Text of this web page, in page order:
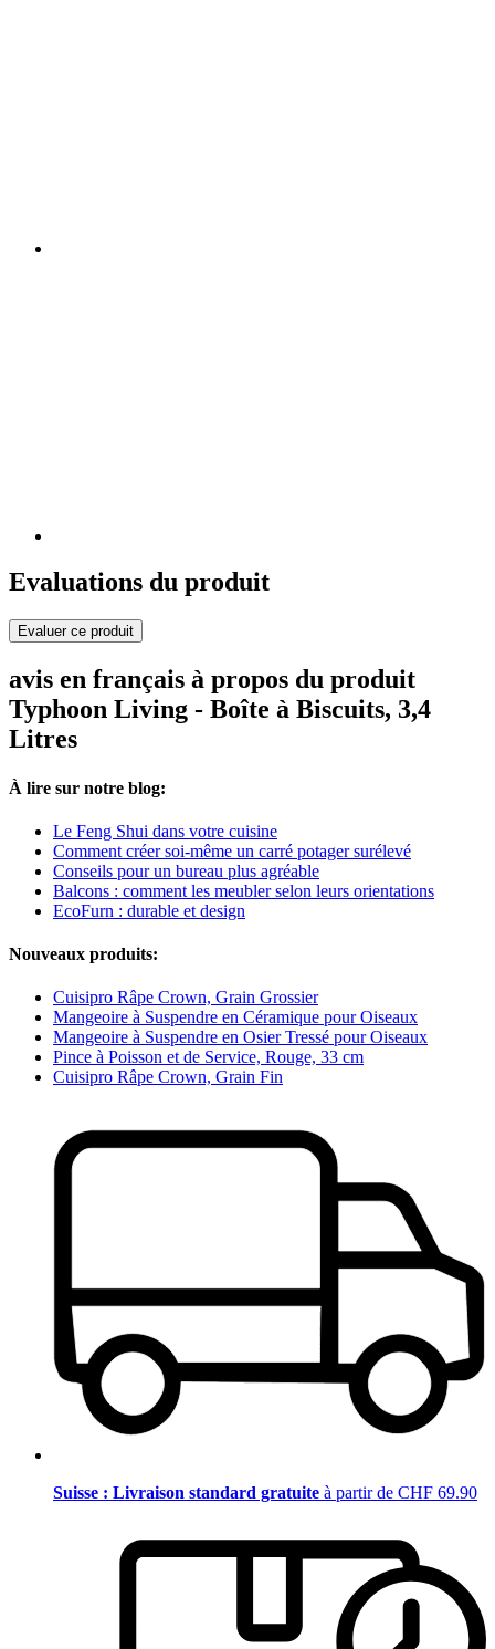
Evaluations du produit
Evaluer ce produit
avis en français à propos du produit
Typhoon Living - Boîte à Biscuits, 3,4
Litres
À lire sur notre blog:
Le Feng Shui dans votre cuisine
Comment créer soi-même un carré potager surélevé
Conseils pour un bureau plus agréable
Balcons : comment les meubler selon leurs orientations
EcoFurn : durable et design
Nouveaux produits:
Cuisipro Râpe Crown, Grain Grossier
Mangeoire à Suspendre en Céramique pour Oiseaux
Mangeoire à Suspendre en Osier Tressé pour Oiseaux
Pince à Poisson et de Service, Rouge, 33 cm
Cuisipro Râpe Crown, Grain Fin
Suisse : Livraison standard gratuite à partir de CHF 69.90